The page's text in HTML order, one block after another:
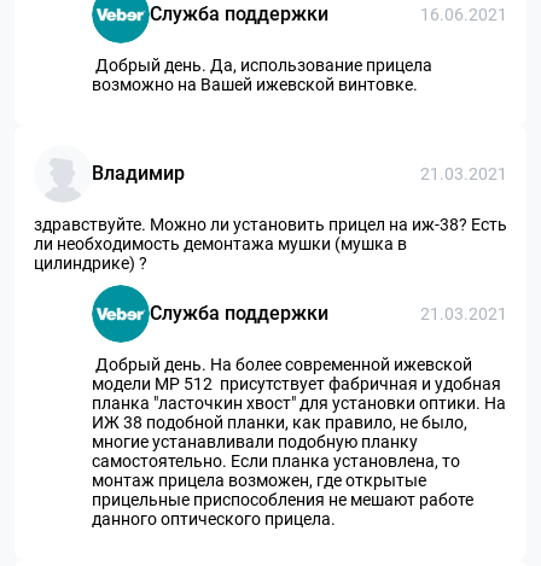
Служба поддержки 16.06.2021
Добрый день. Да, использование прицела
возможно на Вашей ижевской винтовке.
Владимир 21.03.2021
здравствуйте. Можно ли установить прицел на иж-38? Есть
ли необходимость демонтажа мушки (мушка в
цилиндрике) ?
Служба поддержки 21.03.2021
Добрый день. На более современной ижевской
модели МР 512 присутствует фабричная и удобная
планка "ласточкин хвост" для установки оптики. На
ИЖ 38 подобной планки, как правило, не было,
многие устанавливали подобную планку
самостоятельно. Если планка установлена, то
монтаж прицела возможен, где открытые
прицельные приспособления не мешают работе
данного оптического прицела.